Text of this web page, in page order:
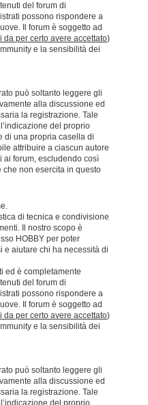
del forum di
possono rispondere a
Il forum è soggetto ad
da per certo avere accettato)
e la sensibilità dei
può soltanto leggere gli
alla discussione ed
la registrazione. Tale
del proprio
di una propria casella di
attribuire a ciascun autore
ai forum, escludendo così
non esercita in questo
di tecnica e condivisione
Il nostro scopo è
HOBBY per poter
e aiutare chi ha necessità di
ed è completamente
del forum di
possono rispondere a
Il forum è soggetto ad
da per certo avere accettato)
e la sensibilità dei
può soltanto leggere gli
alla discussione ed
la registrazione. Tale
del proprio